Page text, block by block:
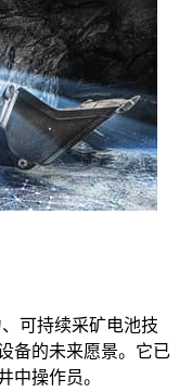
可持续采矿电池技
备的未来愿景。它已
中操作员。